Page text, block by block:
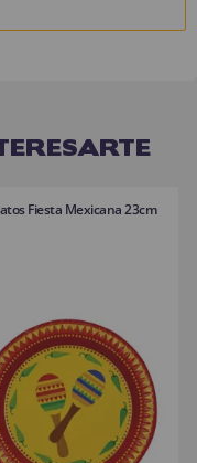
Fiesta Mexicana 23cm